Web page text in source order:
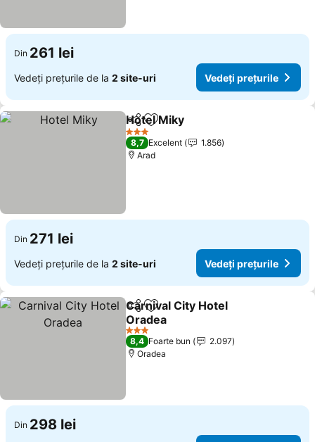
Din 261 lei
Vedeți prețurile de la 2 site-uri Vedeți prețurile
DistribuițiAdăugaţi la favorite
Hotel Miky
3 Stele
8,7 Excelent
1.856
Arad
Din 271 lei
Vedeți prețurile de la 2 site-uri Vedeți prețurile
DistribuițiAdăugaţi la favorite
Carnival City Hotel
Oradea
3 Stele
8,4 Foarte bun
2.097
Oradea
Din 298 lei